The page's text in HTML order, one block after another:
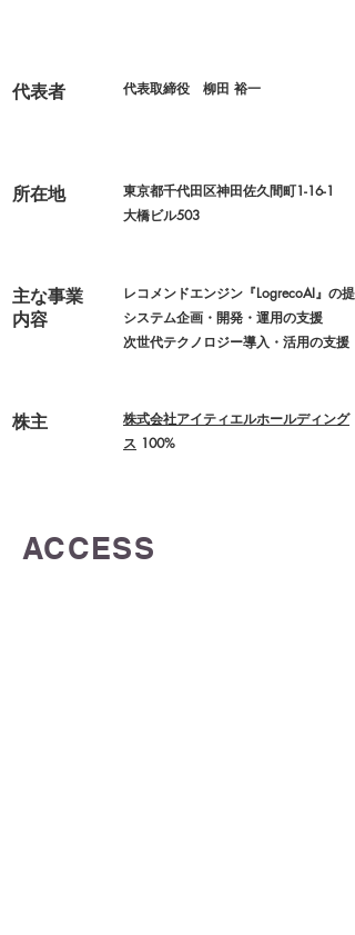
代表者 代表取締役 柳田 裕一
所在地
東京都千代田区神田佐久間町1-16-1
大橋ビル503
主な事業
内容
レコメンドエンジン『LogrecoAI』の提
システム企画・開発・運用の支援
次世代テクノロジー導入・活用の支援
株主 株式会社アイティエルホールディング
ス 100%
ACCESS